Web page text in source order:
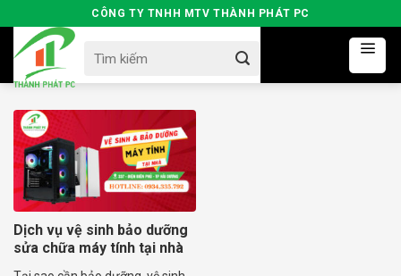
to
content
CÔNG TY TNHH MTV THÀNH PHÁT PC
for:
Dịch vụ vệ sinh bảo dưỡng
sửa chữa máy tính tại nhà